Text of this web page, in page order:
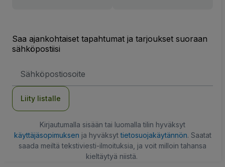
Saa ajankohtaiset tapahtumat ja tarjoukset suoraan
sähköpostiisi
Liity listalle
Kirjautumalla sisään tai luomalla tilin hyväksyt
käyttäjäsopimuksen ja hyväksyttietosuojakäytännön. Saatat
saada meiltä tekstiviesti-ilmoituksia, ja voit milloin tahansa
kieltäytyä niistä.